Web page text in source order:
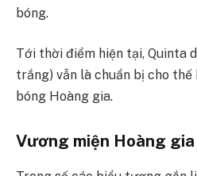
bóng.
Tới thời điểm hiện tại, Quinta
trắng) vẫn là chuẩn bị cho
bóng Hoàng gia.
Vương miện Hoàng